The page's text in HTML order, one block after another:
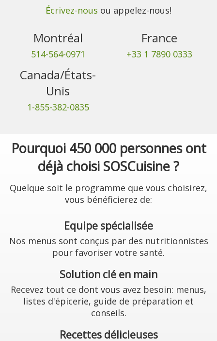
Écrivez-nous ou appelez-nous!
Montréal
514-564-0971
Canada/États-
Unis
1-855-382-0835
France
+33 1 7890 0333
Pourquoi 450 000 personnes ont
déjà choisi SOSCuisine ?
Quelque soit le programme que vous choisirez,
vous bénéficierez de:
Equipe spécialisée
Nos menus sont conçus par des nutritionnistes
pour favoriser votre santé.
Solution clé en main
Recevez tout ce dont vous avez besoin: menus,
listes d'épicerie, guide de préparation et
conseils.
Recettes délicieuses